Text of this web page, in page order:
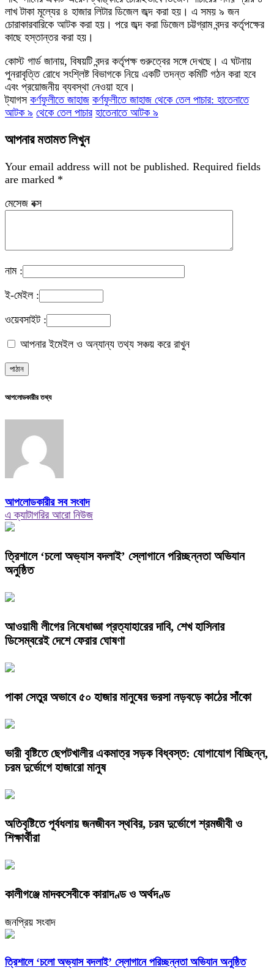
লাখ টাকা মূল্যের ৪ হাজার লিটার ডিজেল জব্দ করা হয়। এ সময় ৯ জন
চোরাকারবারিকে আটক করা হয়। পরে জব্দ করা ডিজেল চট্টগ্রাম বন্দর কর্তৃপক্ষের
কাছে হস্তান্তর করা হয়।
কোস্ট গার্ড জানায়, বিষয়টি বন্দর কর্তৃপক্ষ গুরুত্বের সঙ্গে দেখছে। এ ঘটনায়
পুনরাবৃত্তি রোধে সংশ্লিষ্ট বিভাগকে নিয়ে একটি তদন্ত কমিটি গঠন করা হবে
এবং প্রয়োজনীয় ব্যবস্থা নেওয়া হবে।
ট্যাগস ​কর্ণফুলীতে জাহাজ ​কর্ণফুলীতে জাহাজ থেকে তেল পাচার: হাতেনাতে
আটক ৯ থেকে তেল পাচার হাতেনাতে আটক ৯
আপনার মতামত লিখুন
Your email address will not be published. Required fields
are marked *
মেসেজ বক্স
নাম :
ই-মেইল :
ওয়েবসাইট :
আপনার ইমেইল ও অন্যান্য তথ্য সঞ্চয় করে রাখুন
আপলোডকারীর তথ্য
আপলোডকারীর সব সংবাদ
এ ক্যাটাগরির আরো নিউজ
‎ত্রিশালে ‘চলো অভ্যাস বদলাই’ স্লোগানে পরিচ্ছন্নতা অভিযান
অনুষ্ঠিত
আওয়ামী লীগের নিষেধাজ্ঞা প্রত্যাহারের দাবি, শেখ হাসিনার
ডিসেম্বরেই দেশে ফেরার ঘোষণা
পাকা সেতুর অভাবে ৫০ হাজার মানুষের ভরসা নড়বড়ে কাঠের সাঁকো
ভারী বৃষ্টিতে ছেপটখালীর একমাত্র সড়ক বিধ্বস্ত: যোগাযোগ বিচ্ছিন্ন,
চরম দুর্ভোগে হাজারো মানুষ
অতিবৃষ্টিতে পূর্বধলায় জনজীবন স্থবির, চরম দুর্ভোগে শ্রমজীবী ও
শিক্ষার্থীরা
কালীগঞ্জে মাদকসেবীকে কারাদণ্ড ও অর্থদণ্ড
জনপ্রিয় সংবাদ
‎ত্রিশালে ‘চলো অভ্যাস বদলাই’ স্লোগানে পরিচ্ছন্নতা অভিযান অনুষ্ঠিত